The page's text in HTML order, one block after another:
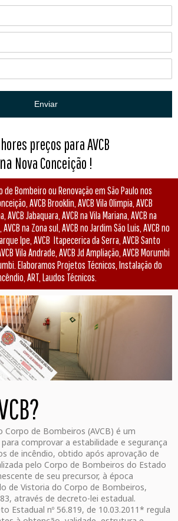
Enviar
preços para AVCB
na Nova Conceição !
de Bombeiro ou Renovação em São Paulo nos
AVCB Brooklin, AVCB Vila Olimpia, AVCB
AVCB Jabaquara, AVCB na Vila Mariana, AVCB na
na Zona sul, AVCB no Jardim São Luis, AVCB no
Ipe, AVCB Itapecerica da Serra, AVCB Santo
Vila Andrade, AVCB Jd Ampliação, AVCB Morumbi
Elaboramos Projetos Técnicos, Instalação do
ART, Laudos Técnicos.
de Bombeiros (AVCB) é um
comprovar a estabilidade e segurança
de incêndio, obtido após aprovação de
pelo Corpo de Bombeiros do Estado
de seu precursor, à época
de Vistoria do Corpo de Bombeiros,
através de decreto-lei estadual.
Estadual nº 56.819, de 10.03.2011* regula